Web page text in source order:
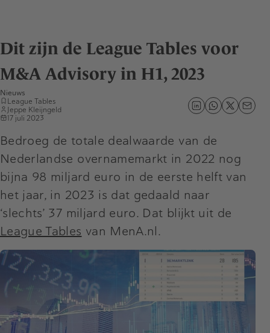
Dit zijn de League Tables voor
M&A Advisory in H1, 2023
Nieuws
League Tables
Jeppe Kleijngeld
17 juli 2023
Bedroeg de totale dealwaarde van de
Nederlandse overnamemarkt in 2022 nog
bijna 98 miljard euro in de eerste helft van
het jaar, in 2023 is dat gedaald naar
‘slechts’ 37 miljard euro. Dat blijkt uit de
League Tables van MenA.nl.